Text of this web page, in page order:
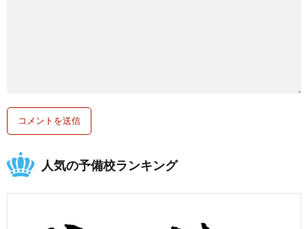
人気の予備校ランキング